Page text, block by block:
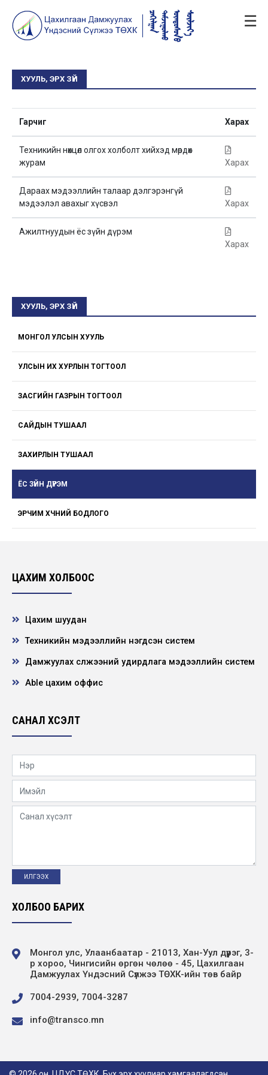
☰
ХУУЛЬ, ЭРХ ЗҮЙ
Гарчиг Харах
Техникийн нөхцөл олгох холболт хийхэд мөрдөх
журам
Харах
Дараах мэдээллийн талаар дэлгэрэнгүй
мэдээлэл авахыг хүсвэл
Харах
Ажилтнуудын ёс зүйн дүрэм
Харах
ХУУЛЬ, ЭРХ ЗҮЙ
МОНГОЛ УЛСЫН ХУУЛЬ
УЛСЫН ИХ ХУРЛЫН ТОГТООЛ
ЗАСГИЙН ГАЗРЫН ТОГТООЛ
САЙДЫН ТУШААЛ
ЗАХИРЛЫН ТУШААЛ
ЁС ЗҮЙН ДҮРЭМ
ЭРЧИМ ХҮЧНИЙ БОДЛОГО
ЦАХИМ ХОЛБООС
Цахим шуудан
Техникийн мэдээллийн нэгдсэн систем
Дамжуулах сүлжээний удирдлага мэдээллийн систем
Able цахим оффис
САНАЛ ХҮСЭЛТ
ХОЛБОО БАРИХ
Монгол улс, Улаанбаатар - 21013, Хан-Уул дүүрэг, 3-
р хороо, Чингисийн өргөн чөлөө - 45, Цахилгаан
Дамжуулах Үндэсний Сүлжээ ТӨХК-ийн төв байр
7004-2939, 7004-3287
info@transco.mn